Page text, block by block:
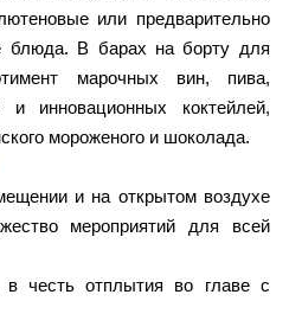
или предварительно
блюда. В барах на борту для
марочных вин, пива,
и инновационных коктейлей,
мороженого и шоколада.
и на открытом воздухе
мероприятий для всей
в честь отплытия во главе с